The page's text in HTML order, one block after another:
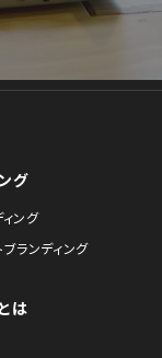
グ
ング
ランディング
は